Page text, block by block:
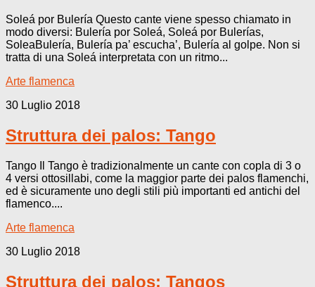
Soleá por Bulería Questo cante viene spesso chiamato in
modo diversi: Bulería por Soleá, Soleá por Bulerías,
SoleaBulería, Bulería pa’ escucha’, Bulería al golpe. Non si
tratta di una Soleá interpretata con un ritmo...
Arte flamenca
30 Luglio 2018
Struttura dei palos: Tango
Tango Il Tango è tradizionalmente un cante con copla di 3 o
4 versi ottosillabi, come la maggior parte dei palos flamenchi,
ed è sicuramente uno degli stili più importanti ed antichi del
flamenco....
Arte flamenca
30 Luglio 2018
Struttura dei palos: Tangos